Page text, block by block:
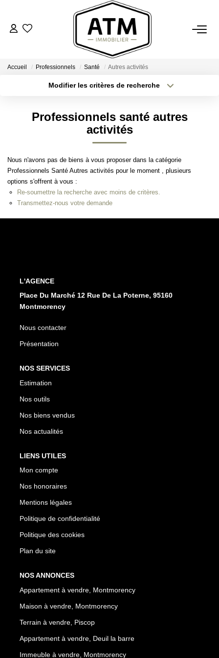
ACHETER
Notre Agence
Nos Engagements
Nos Avis Clients
Accueil Professionnels Santé Autres activités
Modifier les critères de recherche
Type de bien
Surface min
Créer une alerte
Professionnels santé autres
activités
Nous n'avons pas de biens à vous proposer dans la catégorie
Professionnels Santé Autres activités pour le moment , plusieurs
options s'offrent à vous :
Re-soumettre la recherche avec moins de critères.
Transmettez-nous votre demande
L'AGENCE
Place Du Marché 12 Rue De La Poterne, 95160
Montmorency
Nous contacter
Présentation
NOS SERVICES
Estimation
Nos outils
Nos biens vendus
Nos actualités
LIENS UTILES
Mon compte
Nos honoraires
Mentions légales
Politique de confidentialité
Politique des cookies
Plan du site
NOS ANNONCES
Appartement à vendre, Montmorency
Maison à vendre, Montmorency
Terrain à vendre, Piscop
Appartement à vendre, Deuil la barre
Immeuble à vendre, Montmorency